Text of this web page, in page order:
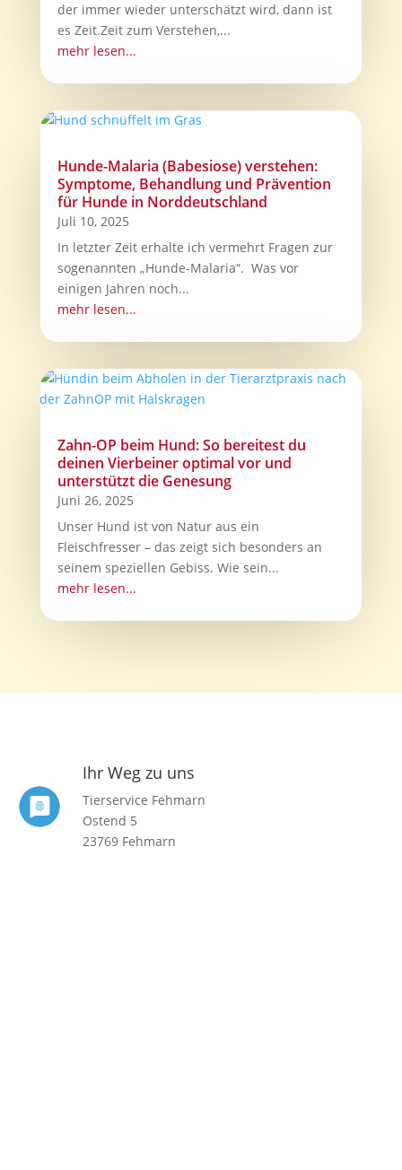
der immer wieder unterschätzt wird, dann ist
es Zeit.Zeit zum Verstehen,...
mehr lesen...
Hunde-Malaria (Babesiose) verstehen:
Symptome, Behandlung und Prävention
für Hunde in Norddeutschland
Juli 10, 2025
In letzter Zeit erhalte ich vermehrt Fragen zur
sogenannten „Hunde-Malaria“. Was vor
einigen Jahren noch...
mehr lesen...
Zahn-OP beim Hund: So bereitest du
deinen Vierbeiner optimal vor und
unterstützt die Genesung
Juni 26, 2025
Unser Hund ist von Natur aus ein
Fleischfresser – das zeigt sich besonders an
seinem speziellen Gebiss. Wie sein...
mehr lesen...
Ihr Weg zu uns
Tierservice Fehmarn
Ostend 5
23769 Fehmarn